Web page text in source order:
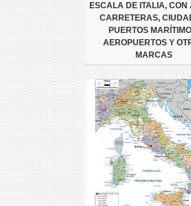
ESCALA DE ITALIA, CON
CARRETERAS,
PUERTOS
AEROPUERTOS Y
MARCAS